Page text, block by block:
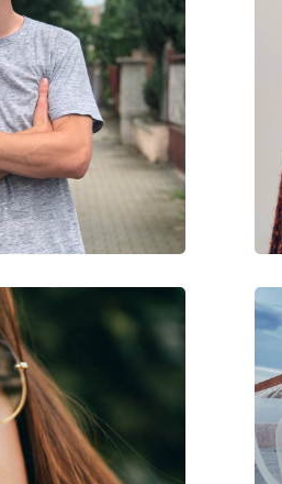
Versace
Модные
0VE 2150Q 100211 62